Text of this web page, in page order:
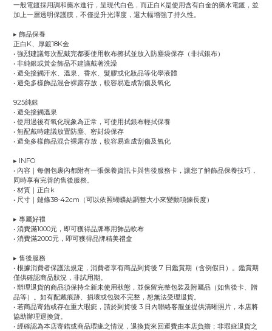
一般電鍍採用調和藥水進行，呈現代白色，而正白K是使用含有白金的藥水電鍍，並
加上一層透明保護膜，不僅提升光澤度，還大幅增強了持久性。
▸ 飾品保養
正白K、厚鍍18K金
• 強烈建議每次配戴完都要使用軟布擦拭並放入防塵袋保存（非拭銀布）
• 非純銀或黃金飾品不建議戴著洗澡
• 避免接觸汗水、溫泉、香水、髮膠或化妝品等化學液體
• 避免多樣飾品混合裸露存放，較容易造成刮傷及氧化
925純銀
• 避免接觸溫泉
• 使用過後有氧化現象為正常，可使用拭銀布輕拭保養
• 無配戴時建議放置防塵、密封袋保存
• 避免多樣飾品混合裸露存放，較容易造成刮傷及氧化
▸ INFO
• 內容｜每個包裹內都附有一張保養資訊卡與售後服務卡，讓您了解飾品保養技巧，
同時享有完善的售後服務。
• 材質｜正白k
• 尺寸｜鏈條38-42cm（可以依照蝴蝶結調整大小來變動項鍊長度）
▸ 專屬好禮
• 消費滿1000元，即可獲得品牌專用飾品軟布
• 消費滿2000元，即可獲得品牌精美禮盒
▸ 售後服務
• 根據消費者保護法規定，消費者享有商品到貨後 7 日鑑賞期（含例假日）。鑑賞期
僅供確認商品狀況，非試用期。
• 辦理退貨的商品須保持全新未使用狀態，並保留完整包裝及附屬品（如售後卡、贈
品等）。如有配戴痕跡、損壞或包裝不完整，恕無法受理退貨。
• 若商品寄錯或存在重大瑕疵，請於到貨後 3 日內聯絡客服並提供清晰照片，本店將
協助辦理退換貨。
• 經確認為本店寄錯或商品瑕疵之情況，退換貨來回運費由本店負擔；非瑕疵退貨之